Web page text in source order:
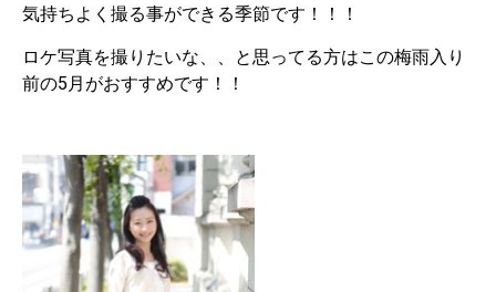
気持ちよく撮る事ができる季節です！！！
ロケ写真を撮りたいな、、と思ってる方はこの梅雨入り
前の5月がおすすめです！！